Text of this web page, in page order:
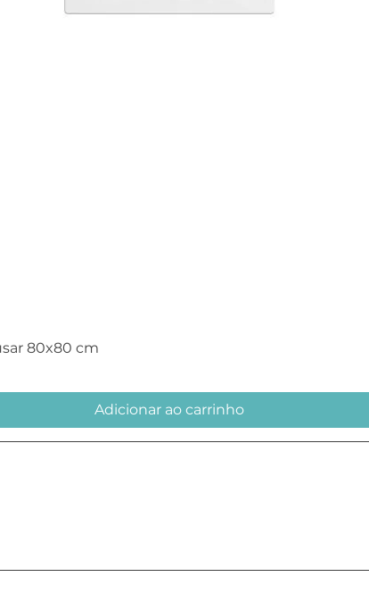
80x80 cm
Adicionar ao carrinho